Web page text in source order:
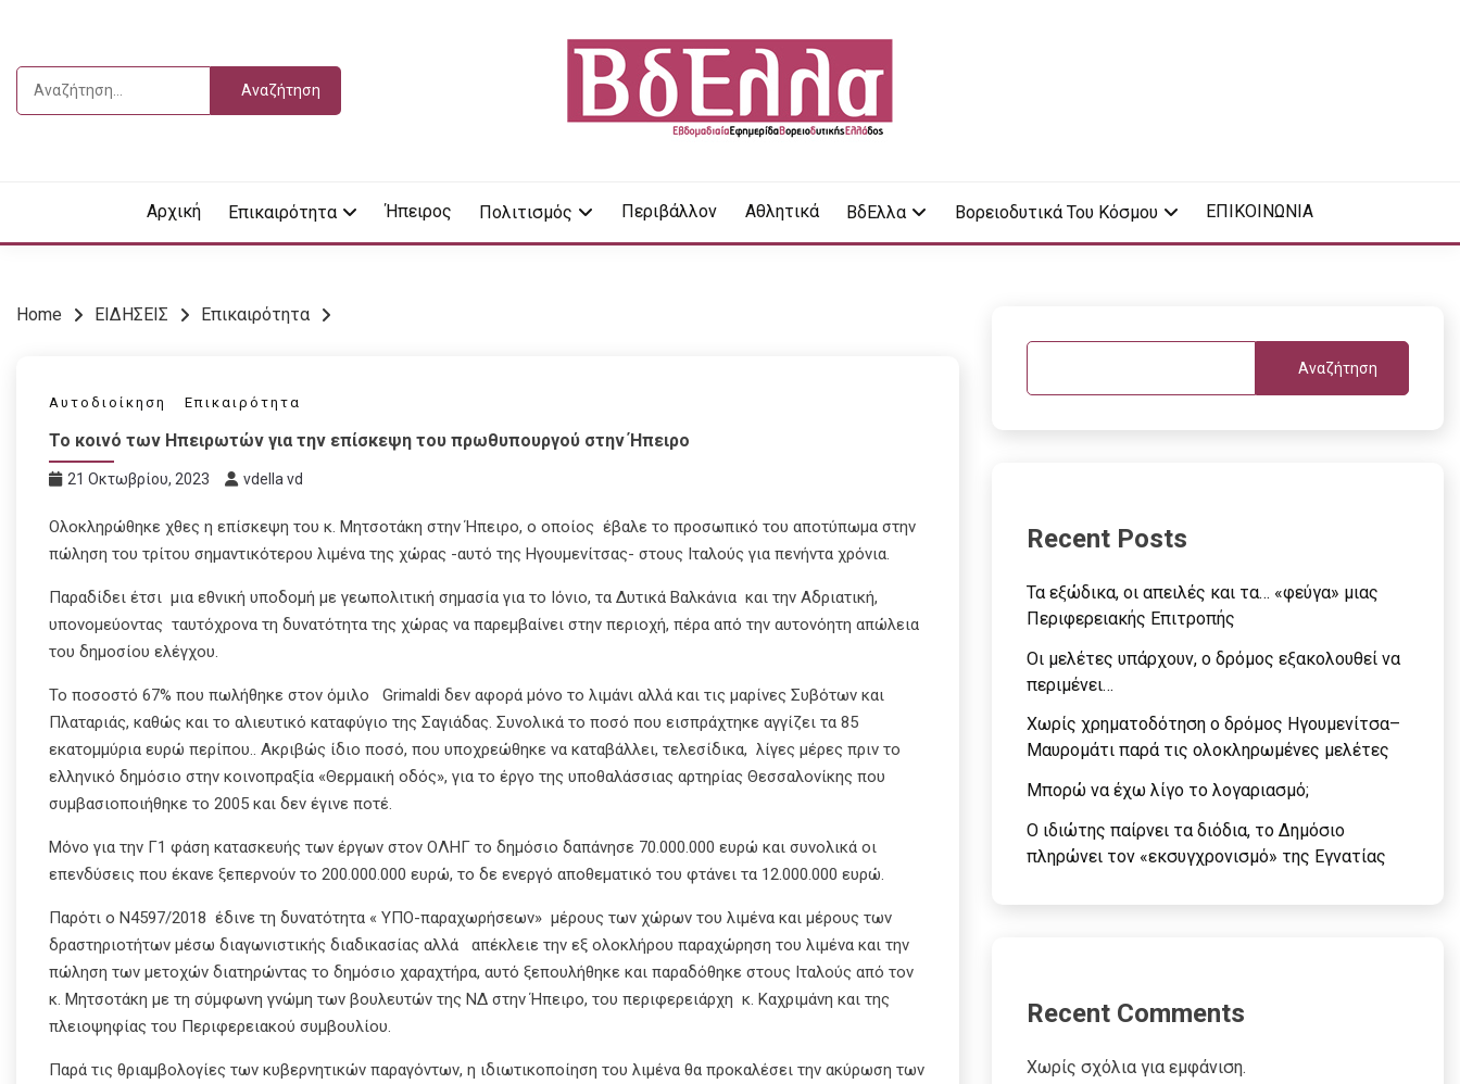
content
Αναζήτηση
Αρχική Επικαιρότητα Ήπειρος Πολιτισμός Περιβάλλον Αθλητικά ΒδΕλλα Βορειοδυτικά Του Κόσμου ΕΠΙΚΟΙΝΩΝΙΑ
Home ΕΙΔΗΣΕΙΣ Επικαιρότητα
Αυτοδιοίκηση Επικαιρότητα
Το κοινό των Ηπειρωτών για την επίσκεψη του πρωθυπουργού στην Ήπειρο
21 Οκτωβρίου, 2023 vdella vd
Ολοκληρώθηκε χθες η επίσκεψη του κ. Μητσοτάκη στην Ήπειρο, ο οποίος έβαλε το προσωπικό του αποτύπωμα στην
πώληση του τρίτου σημαντικότερου λιμένα της χώρας -αυτό της Ηγουμενίτσας- στους Ιταλούς για πενήντα χρόνια.
Παραδίδει έτσι μια εθνική υποδομή με γεωπολιτική σημασία για το Ιόνιο, τα Δυτικά Βαλκάνια και την Αδριατική,
υπονομεύοντας ταυτόχρονα τη δυνατότητα της χώρας να παρεμβαίνει στην περιοχή, πέρα από την αυτονόητη απώλεια
του δημοσίου ελέγχου.
Το ποσοστό 67% που πωλήθηκε στον όμιλο Grimaldi δεν αφορά μόνο το λιμάνι αλλά και τις μαρίνες Συβότων και
Πλαταριάς, καθώς και το αλιευτικό καταφύγιο της Σαγιάδας. Συνολικά το ποσό που εισπράχτηκε αγγίζει τα 85
εκατομμύρια ευρώ περίπου.. Ακριβώς ίδιο ποσό, που υποχρεώθηκε να καταβάλλει, τελεσίδικα, λίγες μέρες πριν το
ελληνικό δημόσιο στην κοινοπραξία «Θερμαική οδός», για το έργο της υποθαλάσσιας αρτηρίας Θεσσαλονίκης που
συμβασιοποιήθηκε το 2005 και δεν έγινε ποτέ.
Μόνο για την Γ1 φάση κατασκευής των έργων στον ΟΛΗΓ το δημόσιο δαπάνησε 70.000.000 ευρώ και συνολικά οι
επενδύσεις που έκανε ξεπερνούν το 200.000.000 ευρώ, το δε ενεργό αποθεματικό του φτάνει τα 12.000.000 ευρώ.
Παρότι ο Ν4597/2018 έδινε τη δυνατότητα « ΥΠΟ-παραχωρήσεων» μέρους των χώρων του λιμένα και μέρους των
δραστηριοτήτων μέσω διαγωνιστικής διαδικασίας αλλά απέκλειε την εξ ολοκλήρου παραχώρηση του λιμένα και την
πώληση των μετοχών διατηρώντας το δημόσιο χαραχτήρα, αυτό ξεπουλήθηκε και παραδόθηκε στους Ιταλούς από τον
κ. Μητσοτάκη με τη σύμφωνη γνώμη των βουλευτών της ΝΔ στην Ήπειρο, του περιφερειάρχη κ. Καχριμάνη και της
πλειοψηφίας του Περιφερειακού συμβουλίου.
Παρά τις θριαμβολογίες των κυβερνητικών παραγόντων, η ιδιωτικοποίηση του λιμένα θα προκαλέσει την ακύρωση των
Αναζήτηση
Recent Posts
Τα εξώδικα, οι απειλές και τα… «φεύγα» μιας
Περιφερειακής Επιτροπής
Οι μελέτες υπάρχουν, ο δρόμος εξακολουθεί να
περιμένει…
Χωρίς χρηματοδότηση ο δρόμος Ηγουμενίτσα–
Μαυρομάτι παρά τις ολοκληρωμένες μελέτες
Μπορώ να έχω λίγο το λογαριασμό;
Ο ιδιώτης παίρνει τα διόδια, το Δημόσιο
πληρώνει τον «εκσυγχρονισμό» της Εγνατίας
Recent Comments
Χωρίς σχόλια για εμφάνιση.